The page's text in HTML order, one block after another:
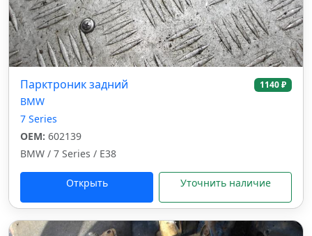
Парктроник задний 1140 ₽
BMW
7 Series
OEM: 602139
BMW / 7 Series / E38
Открыть Уточнить наличие